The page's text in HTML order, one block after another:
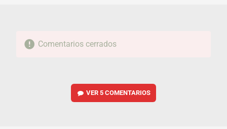
Comentarios cerrados
VER5 COMENTARIOS